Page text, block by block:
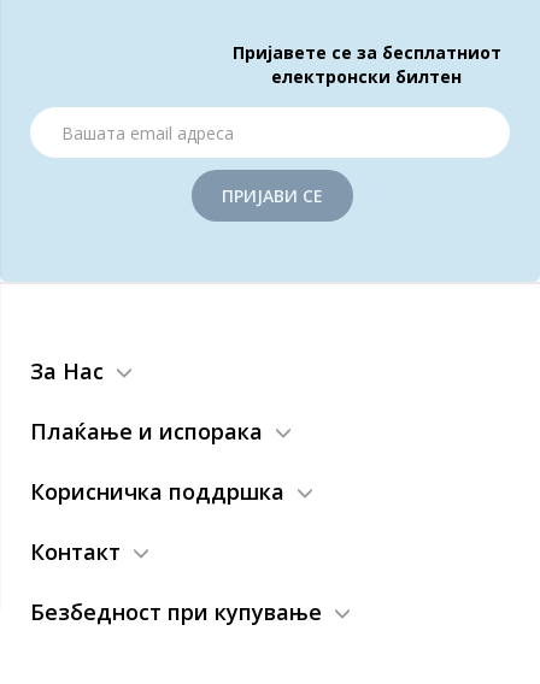
Пријавете се за бесплатниот
електронски билтен
ПРИЈАВИ СЕ
За Нас
Плаќање и испорака
Корисничка поддршка
Контакт
Безбедност при купување